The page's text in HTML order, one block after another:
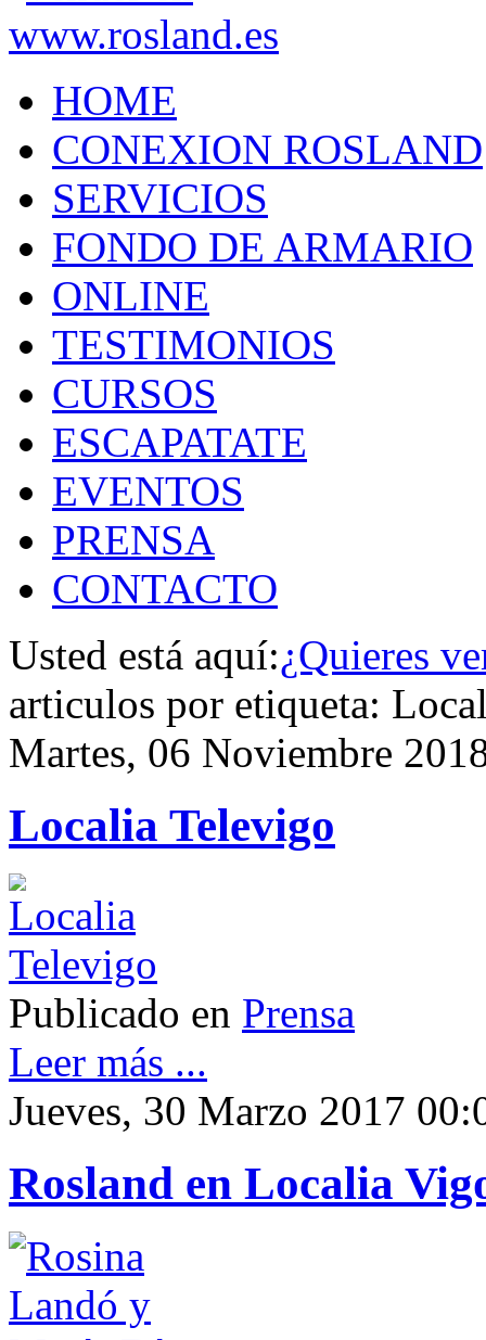
HOME
CONEXION ROSLAND
SERVICIOS
FONDO DE ARMARIO
ONLINE
TESTIMONIOS
CURSOS
ESCAPATATE
EVENTOS
PRENSA
CONTACTO
Usted está aquí:¿Quieres
articulos por etiqueta:
Martes, 06 Noviembre
Localia Televigo
Publicado en Prensa
Leer más ...
Jueves, 30 Marzo 2017
Rosland en Localia